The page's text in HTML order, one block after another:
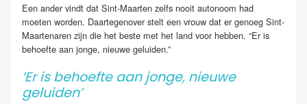
Een ander vindt dat Sint-Maarten zelfs nooit autonoom had
moeten worden. Daartegenover stelt een vrouw dat er genoeg Sint-
Maartenaren zijn die het beste met het land voor hebben. “Er is
behoefte aan jonge, nieuwe geluiden.”
‘Er is behoefte aan jonge, nieuwe
geluiden’